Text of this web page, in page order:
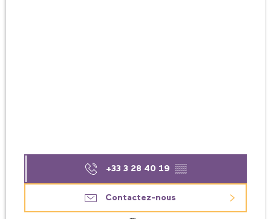
+33 3 28 40 19 ▒▒
Contactez-nous